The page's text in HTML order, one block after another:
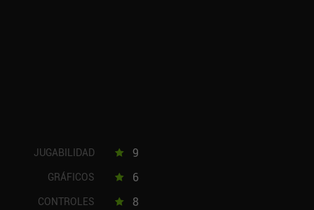
JUGABILIDAD 9
GRÁFICOS 6
CONTROLES 8